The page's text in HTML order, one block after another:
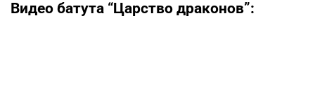
Видео батута “Царство драконов”: